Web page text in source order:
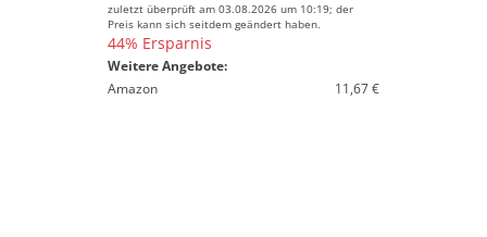
zuletzt überprüft am 03.08.2026 um 10:19; der
Preis kann sich seitdem geändert haben.
44% Ersparnis
Weitere Angebote:
Amazon
11,67 €